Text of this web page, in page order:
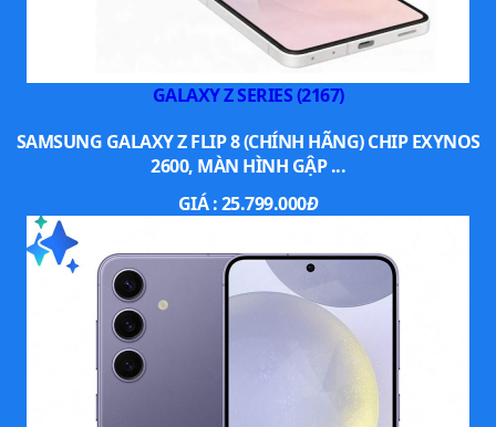
GALAXY Z SERIES (2167)
SAMSUNG GALAXY Z FLIP 8 (CHÍNH HÃNG) CHIP EXYNOS
2600, MÀN HÌNH GẬP ...
GIÁ :25.799.000Đ